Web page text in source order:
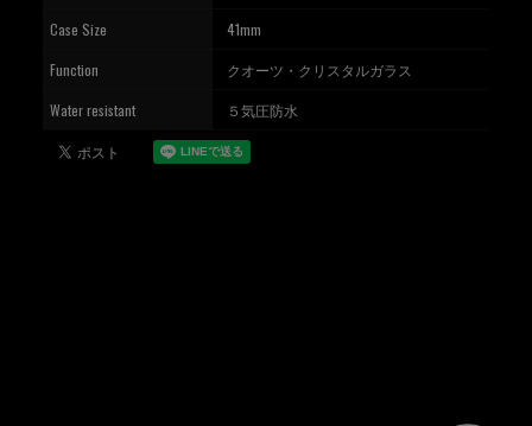
Case Size
41mm
Function
クオーツ・クリスタルガラス
Water resistant
５気圧防水